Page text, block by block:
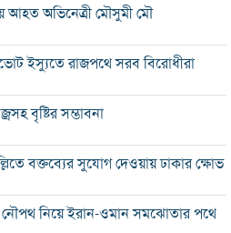
আহত অভিনেত্রী মৌসুমী মৌ
ইস্যুতে রাজপথে সরব বিরোধীরা
বৃষ্টির সম্ভাবনা
বক্তব্যের সুযোগ দেওয়ায় ঢাকার ক্ষোভ
নিয়ে ইরান-ওমান সমঝোতার পথে